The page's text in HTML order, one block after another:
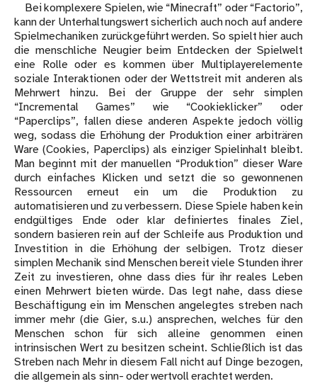
Bei komplexere Spielen, wie “Minecraft” oder “Factorio”,
kann der Unterhaltungswert sicherlich auch noch auf andere
Spielmechaniken zurückgeführt werden. So spielt hier auch
die menschliche Neugier beim Entdecken der Spielwelt
eine Rolle oder es kommen über Multiplayerelemente
soziale Interaktionen oder der Wettstreit mit anderen als
Mehrwert hinzu. Bei der Gruppe der sehr simplen
“Incremental Games” wie “Cookieklicker” oder
“Paperclips”, fallen diese anderen Aspekte jedoch völlig
weg, sodass die Erhöhung der Produktion einer arbiträren
Ware (Cookies, Paperclips) als einziger Spielinhalt bleibt.
Man beginnt mit der manuellen “Produktion” dieser Ware
durch einfaches Klicken und setzt die so gewonnenen
Ressourcen erneut ein um die Produktion zu
automatisieren und zu verbessern. Diese Spiele haben kein
endgültiges Ende oder klar definiertes finales Ziel,
sondern basieren rein auf der Schleife aus Produktion und
Investition in die Erhöhung der selbigen. Trotz dieser
simplen Mechanik sind Menschen bereit viele Stunden ihrer
Zeit zu investieren, ohne dass dies für ihr reales Leben
einen Mehrwert bieten würde. Das legt nahe, dass diese
Beschäftigung ein im Menschen angelegtes streben nach
immer mehr (die Gier, s.u.) ansprechen, welches für den
Menschen schon für sich alleine genommen einen
intrinsischen Wert zu besitzen scheint. Schließlich ist das
Streben nach Mehr in diesem Fall nicht auf Dinge bezogen,
die allgemein als sinn- oder wertvoll erachtet werden.